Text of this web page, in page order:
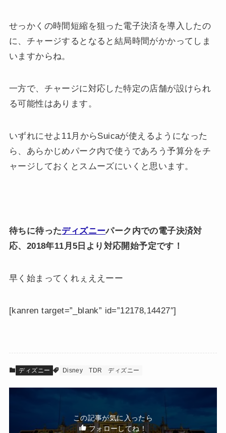
せっかくの時間短縮を狙った電子決済を導入したの
に、チャージするとなると結局時間がかかってしま
いますからね。
一方で、チャージに対応した特定の店舗が設けられ
る可能性はあります。
いずれにせよ11月からSuicaが使えるようになった
ら、あらかじめパーク内で使うであろう予算分をチ
ャージしておくとスムーズにいくと思います。
待ちに待ったディズニーパーク内での電子決済対
応、2018年11月5日より対応開始予定です！
早く始まってくれぇええーー
[kanren target=”_blank” id=”12178,14427″]
ディズニー Disney TDR ディズニー
この記事が気に入ったら
フォローしてね！